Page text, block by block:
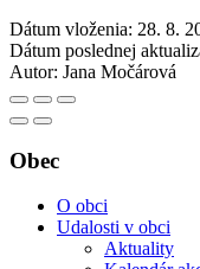
Dátum vloženia: 28. 8.
Dátum poslednej
Autor: Jana Močárová
Obec
O obci
Udalosti v obci
Aktuality